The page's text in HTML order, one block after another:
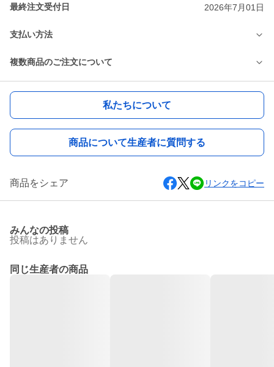
最終注文受付日 2026年7月01日
支払い方法
複数商品のご注文について
私たちについて
商品について生産者に質問する
商品をシェア リンクをコピー
みんなの投稿
投稿はありません
同じ生産者の商品